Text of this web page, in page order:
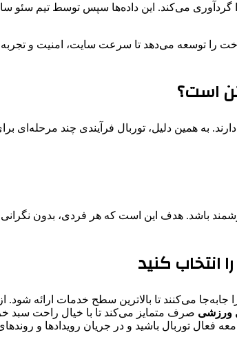
گردآوری می‌کند. این داده‌ها سپس توسط تیم سئو
را توسعه می‌دهد تا سرعت سایت، امنیت و
است؟
دارند. به همین دلیل، توربال فرآیندی چند
باشد. هدف این است که هر فردی، بدون
انتخاب کنید
می‌کنند تا بالاترین سطح خدمات ارائه شود.
ورزشی صرف متمایز می‌کند تا با خیال راحت سبد
فعال توربال باشید و در جریان رویدادها و